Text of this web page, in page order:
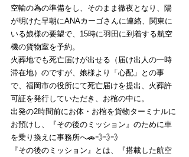
空輸の為の準備をし、そのまま徹夜となり、陽
が明けた早朝にANAカーゴさんに連絡、関東に
いる娘様の要望で、15時に羽田に到着する航空
機の貨物室を予約。
火葬地でも死亡届けが出せる（届け出人の一時
滞在地）のですが、娘様より「心配」との事
で、福岡市の役所にて死亡届けを提出、火葬許
可証を発行していただき、お棺の中に。
出発の2時間前にお体・お棺を貨物ターミナルに
お預けし、『その後のミッション』のために車
を乗り換えに事務所へ🚗💨💨💨
『その後のミッション』とは、『搭載した航空